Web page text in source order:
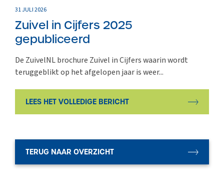
31 JULI 2026
Zuivel in Cijfers 2025
gepubliceerd
De ZuivelNL brochure Zuivel in Cijfers waarin wordt
teruggeblikt op het afgelopen jaar is weer...
LEES HET VOLLEDIGE BERICHT
TERUG NAAR OVERZICHT